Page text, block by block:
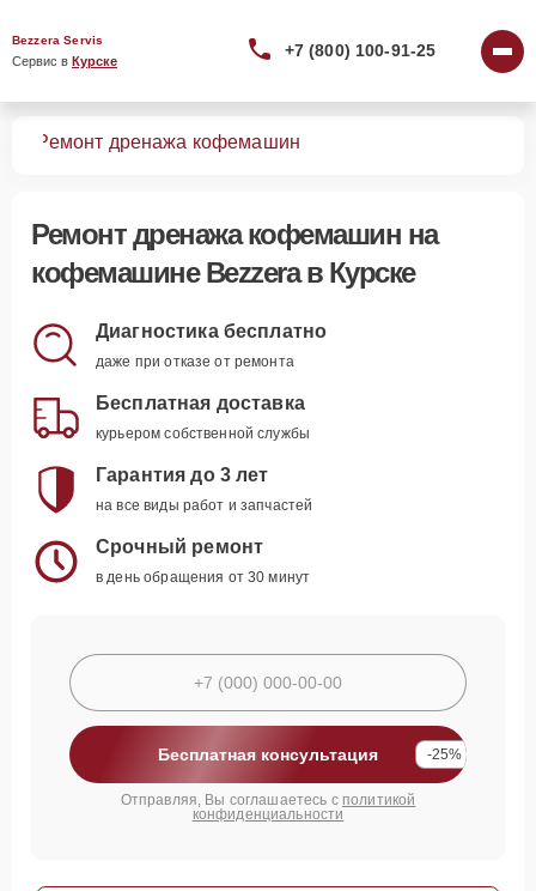
Bezzera Servis
Сервис в Курске
+7 (800) 100-91-25
Ремонт дренажа кофемашин
Ремонт дренажа кофемашин на
кофемашине Bezzera в Курске
Диагностика бесплатно
даже при отказе от ремонта
Бесплатная доставка
курьером собственной службы
Гарантия до 3 лет
на все виды работ и запчастей
Срочный ремонт
в день обращения от 30 минут
Бесплатная консультация -25%
Отправляя, Вы соглашаетесь с политикой
конфиденциальности